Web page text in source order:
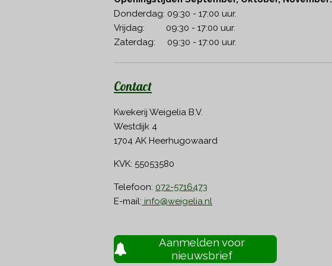
Donderdag: 09:30 - 17:00 uur.
Vrijdag: 09:30 - 17:00 uur.
Zaterdag: 09:30 - 17:00 uur.
Contact
Kwekerij Weigelia B.V.
Westdijk 4
1704 AK Heerhugowaard
KVK: 55053580
Telefoon: 072-5716473
E-mail: info@weigelia.nl
Aanmelden voor
nieuwsbrief